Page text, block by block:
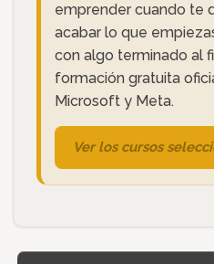
emprender cuando te
acabar lo que
con algo terminado al
formación gratuita
Microsoft y Meta.
Ver los cursos